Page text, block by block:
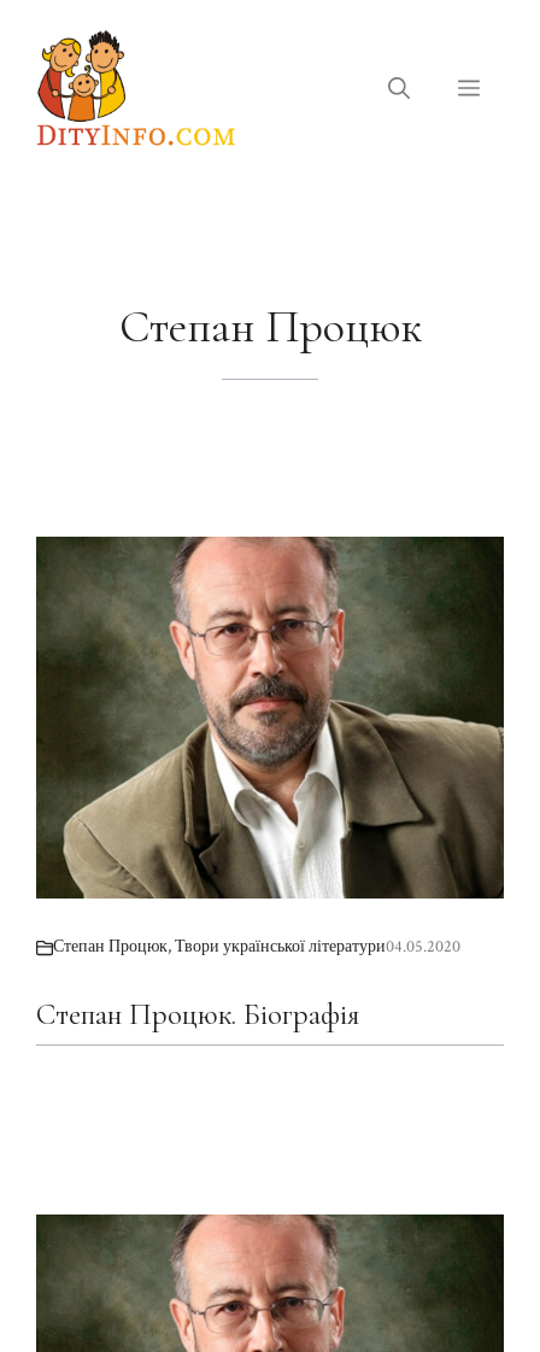
вмісту
Меню
Степан Процюк
Степан Процюк,Твори української літератури04.05.2020
Степан Процюк. Біографія